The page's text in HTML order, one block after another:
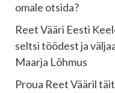
omale otsida?
Reet Vääri Eesti
seltsi töödest ja
Maarja Lõhmus
Proua Reet Vääril